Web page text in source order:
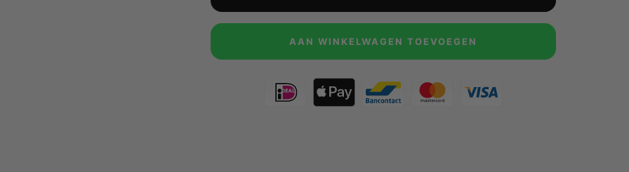
AAN WINKELWAGEN TOEVOEGEN